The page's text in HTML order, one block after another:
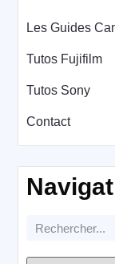
Les Guides
Tutos Fujifilm
Tutos Sony
Contact